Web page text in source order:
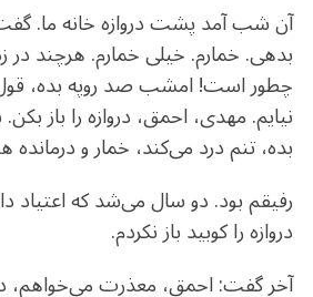
آن شب آمد پشت دروازه خانه‌ ما.
بدهی. خمارم. خیلی خمارم. هرچند در
چطور است! امشب صد روپه بده،
نیایم. مهدی، احمق، دروازه را باز
بده، تنم درد می‌کند، خمار و
رفیقم بود. دو سال می‌شد که
دروازه را کوبید باز نکردم.
آخر گفت: احمق، معذرت می‌خواهم،